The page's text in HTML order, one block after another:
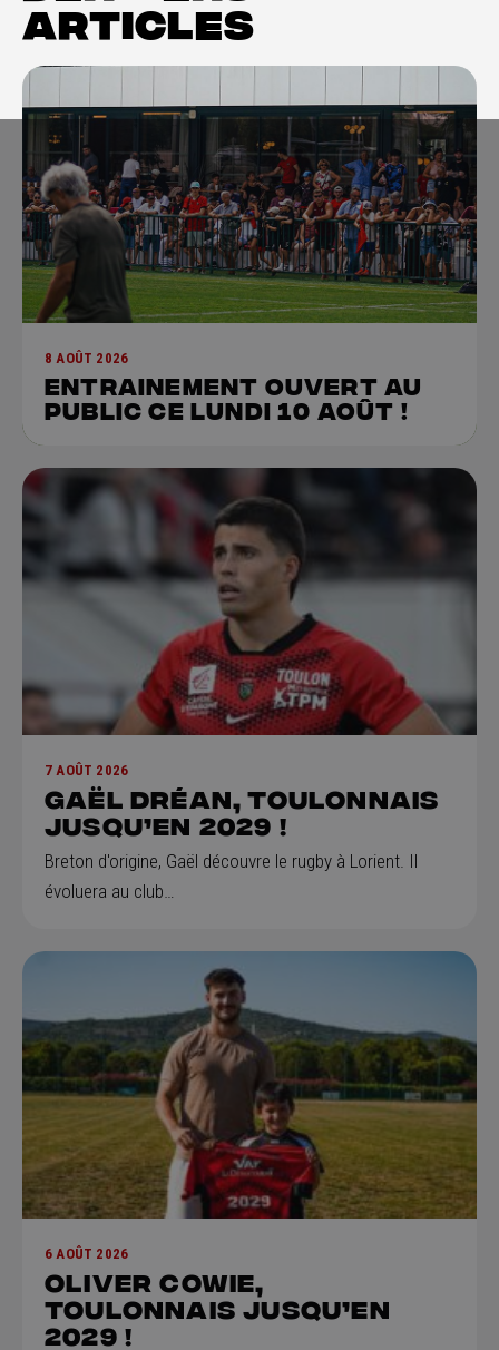
ARTICLES
8 AOÛT 2026
Entrainement ouvert au
public ce lundi 10 août !
7 AOÛT 2026
GAËL DRÉAN, Toulonnais
jusqu’en 2029 !
Breton d'origine, Gaël découvre le rugby à Lorient. Il
évoluera au club…
6 AOÛT 2026
Oliver Cowie,
Toulonnais jusqu’en
2029 !